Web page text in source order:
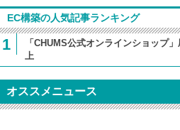
EC構築の人気記事ランキング
1
「CHUMS公式オンラインショップ
上
オススメニュース